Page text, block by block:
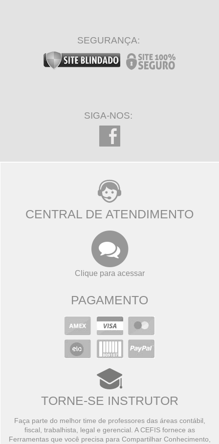
SEGURANÇA:
SIGA-NOS:
CENTRAL DE ATENDIMENTO
Clique para acessar
PAGAMENTO
TORNE-SE INSTRUTOR
Faça parte do melhor time de professores das áreas contábil,
fiscal, trabalhista, legal e gerencial. A CEFIS fornece as
Ferramentas que você precisa para Compartilhar Conhecimento,